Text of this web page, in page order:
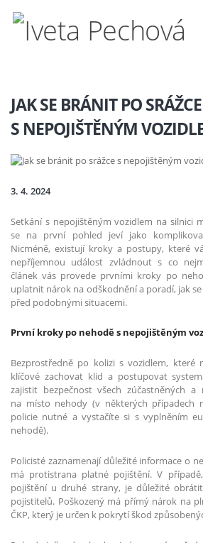
JAK SE BRÁNIT PO SRÁŽCE
S NEPOJIŠTĚNÝM
3. 4. 2024
Setkání s nepojištěným vozidlem na silnici
se na první pohled jeví jako
Nicméně, existují kroky a postupy, které
nepříjemnou událost zvládnout s co
článek vás provede prvními kroky po
uplatnit nárok na odškodnění a poradí, jak
před podobnými situacemi.
První kroky po nehodě s nepojištěným
Bezprostředně po kolizi s vozidlem, které
klíčové zachovat klid a postupovat
zajistit bezpečnost všech zúčastněných a
na místo nehody (v některých případech
policie nutné a vystačíte si s vyplněním
nehodě).
Policisté zaznamenají důležité informace o
má protistrana platné pojištění. V
pojištění u druhé strany, je důležité
pojistitelů. Poškozený má přímý nárok na
ČKP, který je určen k pokrytí škod